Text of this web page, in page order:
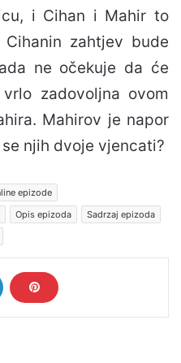
i Cihan i Mahir to
zahtjev bude
ne očekuje da će
zadovoljna ovom
Mahirov je napor
njih dvoje vjencati?
epizode
Opis epizoda
Sadrzaj epizoda